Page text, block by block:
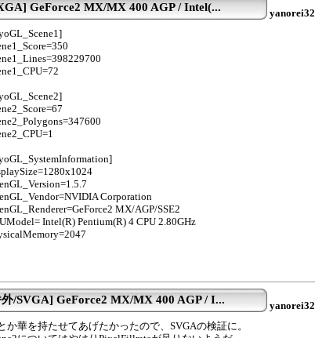
GeForce2 MX/MX 400 AGP / Intel(... yanorei32
Corporation
MX/AGP/SSE2
Intel(R) Pentium(R) 4 CPU 2.80GHz
/SVGA] GeForce2 MX/MX 400 AGP / I... yanorei32
か華を持たせてあげたかったので、SVGAの検証に。